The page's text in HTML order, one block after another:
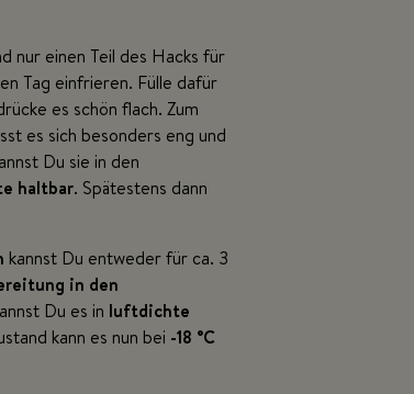
nur einen Teil des Hacks für
Tag einfrieren. Fülle dafür
es schön flach. Zum
es sich besonders eng und
Du sie in den
haltbar. Spätestens dann
kannst Du entweder für ca. 3
in den
Du es in luftdichte
kann es nun bei -18 °C